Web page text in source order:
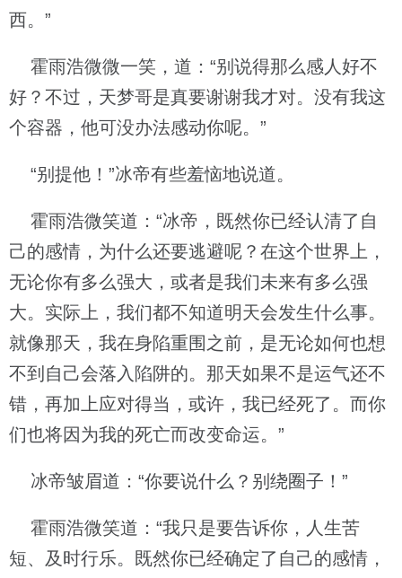
西。”
霍雨浩微微一笑，道：“别说得那么感人好不
好？不过，天梦哥是真要谢谢我才对。没有我这
个容器，他可没办法感动你呢。”
“别提他！”冰帝有些羞恼地说道。
霍雨浩微笑道：“冰帝，既然你已经认清了自
己的感情，为什么还要逃避呢？在这个世界上，
无论你有多么强大，或者是我们未来有多么强
大。实际上，我们都不知道明天会发生什么事。
就像那天，我在身陷重围之前，是无论如何也想
不到自己会落入陷阱的。那天如果不是运气还不
错，再加上应对得当，或许，我已经死了。而你
们也将因为我的死亡而改变命运。”
冰帝皱眉道：“你要说什么？别绕圈子！”
霍雨浩微笑道：“我只是要告诉你，人生苦
短、及时行乐。既然你已经确定了自己的感情，